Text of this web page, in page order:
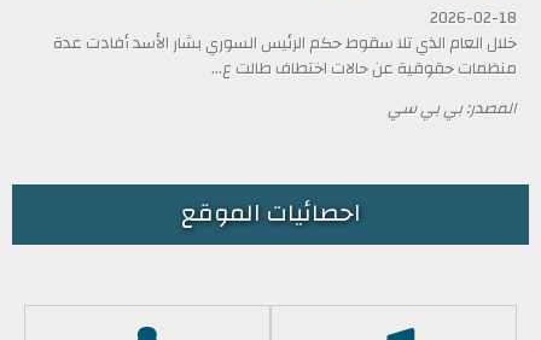
2026-02-18
خلال العام الذي تلا سقوط حكم الرئيس السوري بشار الأسد أفادت عدة
منظمات حقوقية عن حالات اختطاف طالت ع...
المصدر: بي بي سي
احصائيات الموقع